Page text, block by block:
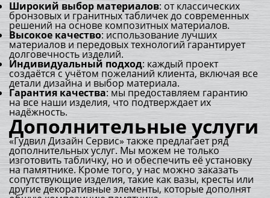
Широкий выбор материалов: от классических
бронзовых и гранитных табличек до современных
решений на основе композитных материалов.
Высокое качество: использование лучших
материалов и передовых технологий гарантирует
долговечность изделий.
Индивидуальный подход: каждый проект
создаётся с учётом пожеланий клиента, включая все
детали дизайна и выбор материала.
Гарантия качества: мы предоставляем гарантию
на все наши изделия, что подтверждает их
надёжность.
Дополнительные услуги
«Гудвил Дизайн Сервис» также предлагает ряд
дополнительных услуг. Мы можем не только
изготовить табличку, но и обеспечить её установку
на памятнике. Кроме того, у нас можно заказать
сопутствующие изделия, такие как вазы, кресты или
другие декоративные элементы, которые дополнят